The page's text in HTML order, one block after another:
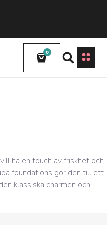
0
ha en touch av friskhet och
foundations gör den till ett
klassiska charmen och